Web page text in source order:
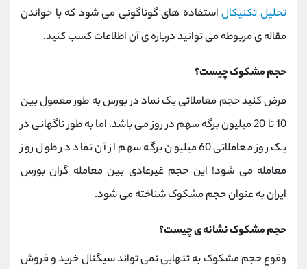
تحلیل تکنیکالاستفاده های گوناگونی می شود که با خواندن
مقاله ی مربوطه می توانید درباره ی آن اطلاعات کسب کنید.
حجم مشکوک چیست؟
فرض کنید حجم معاملاتی یک نماد در بورس به طور معمول بین
10 تا 20 میلیون برگه سهم در روز می باشد. اما به طور ناگهانی در
یک روز معاملاتی 60 میلیون برگه سهم از آن نماد در طول روز
معامله می شود! این حجم غیرعادی بین معامله گران بورس
ایران به عنوان حجم مشکوک شناخته می شود.
حجم مشکوک نشانه ی چیست؟
وقوع حجم مشکوک به تنهایی نمی تواند سیگنال خرید و فروش